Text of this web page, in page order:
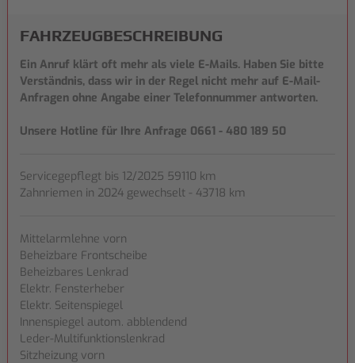
FAHRZEUG­BESCHREIBUNG
Ein Anruf klärt oft mehr als viele E-Mails. Haben Sie bitte
Verständnis, dass wir in der Regel nicht mehr auf E-Mail-
Anfragen ohne Angabe einer Telefonnummer antworten.
Unsere Hotline für Ihre Anfrage 0661 - 480 189 50
Servicegepflegt bis 12/2025 59110 km
Zahnriemen in 2024 gewechselt - 43718 km
Mittelarmlehne vorn
Beheizbare Frontscheibe
Beheizbares Lenkrad
Elektr. Fensterheber
Elektr. Seitenspiegel
Innenspiegel autom. abblendend
Leder-Multifunktionslenkrad
Sitzheizung vorn